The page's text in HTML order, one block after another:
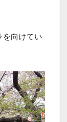
を向けてい